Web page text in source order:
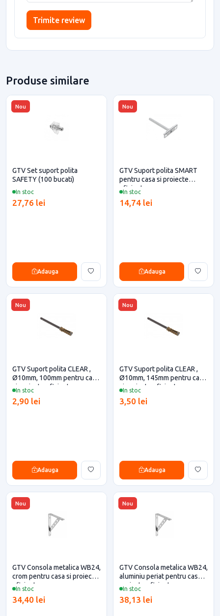
Trimite review
Produse similare
Nou
In stoc
GTV Set suport polita
SAFETY (100 bucati)
27,76 lei
Adauga
Nou
In stoc
GTV Suport polita SMART
pentru casa si proiecte
eficiente
14,74 lei
Adauga
Nou
In stoc
GTV Suport polita CLEAR ,
Ø10mm, 100mm pentru casa
si proiecte eficiente
2,90 lei
Adauga
Nou
In stoc
GTV Suport polita CLEAR ,
Ø10mm, 145mm pentru casa
si proiecte eficiente
3,50 lei
Adauga
Nou
In stoc
GTV Consola metalica WB24,
crom pentru casa si proiecte
eficiente
34,40 lei
Nou
In stoc
GTV Consola metalica WB24,
aluminiu periat pentru casa si
proiecte eficiente
38,13 lei